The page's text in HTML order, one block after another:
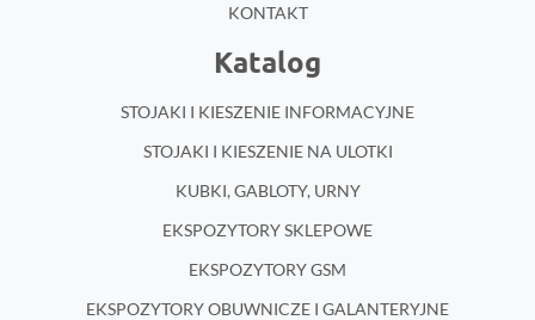
KONTAKT
Katalog
STOJAKI I KIESZENIE INFORMACYJNE
STOJAKI I KIESZENIE NA ULOTKI
KUBKI, GABLOTY, URNY
EKSPOZYTORY SKLEPOWE
EKSPOZYTORY GSM
EKSPOZYTORY OBUWNICZE I GALANTERYJNE